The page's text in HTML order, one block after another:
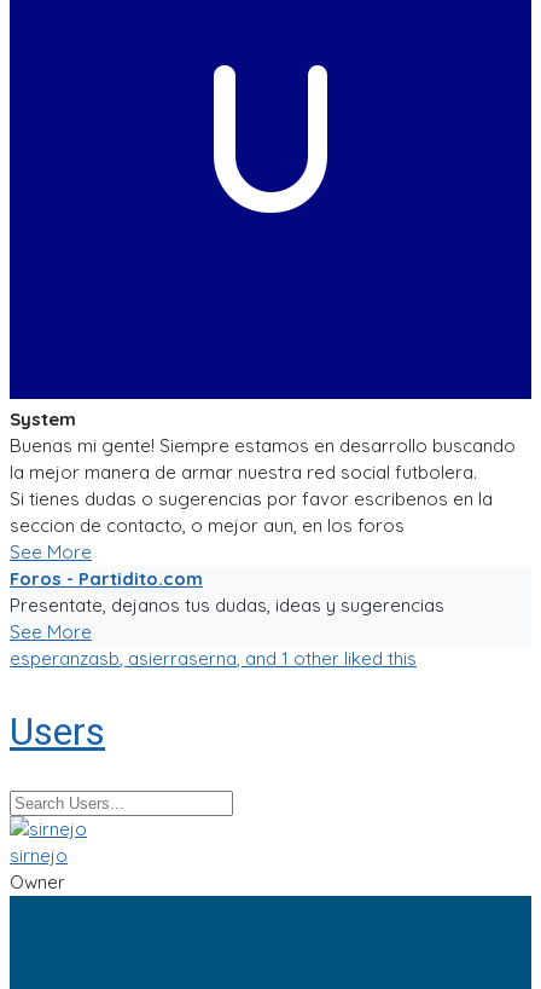
U
System
Buenas mi gente! Siempre estamos en desarrollo buscando
la mejor manera de armar nuestra red social futbolera.
Si tienes dudas o sugerencias por favor escribenos en la
seccion de contacto, o mejor aun, en los foros
See More
Foros - Partidito.com
Presentate, dejanos tus dudas, ideas y sugerencias
See More
esperanzasb, asierraserna, and 1 other liked this
Users
sirnejo
Owner